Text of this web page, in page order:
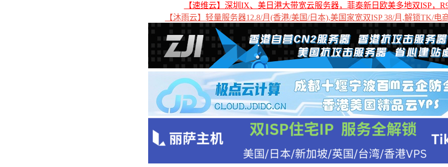
【速维云】深圳IX、美日港大带宽云服务器，菲泰新日欧美多地双ISP，
【沐雨云】轻量服务器12.8/月(香港/美国/日本),美国家宽双ISP 38/月,解锁TK/电